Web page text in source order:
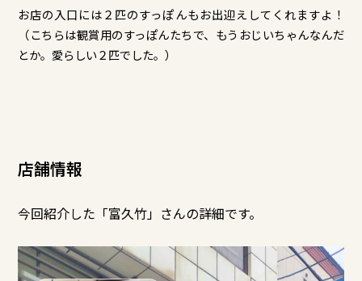
お店の入口には２匹のすっぽんもお出迎えしてくれますよ！
（こちらは観賞用のすっぽんたちで、もうおじいちゃんなんだ
とか。愛らしい２匹でした。）
店舗情報
今回紹介した「富久竹」さんの詳細です。